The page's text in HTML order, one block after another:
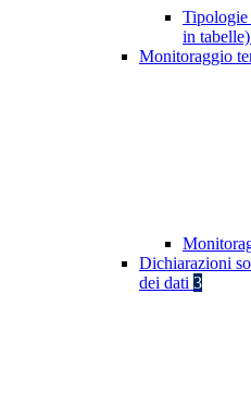
Tipologie
in tabelle)
Monitoraggio
Dichiarazioni
dei dati 3